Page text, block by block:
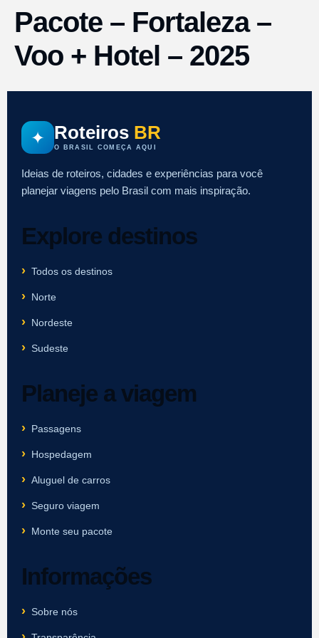
Pacote – Fortaleza –
Voo + Hotel – 2025
✦ Roteiros BR
O BRASIL COMEÇA AQUI
Ideias de roteiros, cidades e experiências para você
planejar viagens pelo Brasil com mais inspiração.
Explore destinos
Todos os destinos
Norte
Nordeste
Sudeste
Planeje a viagem
Passagens
Hospedagem
Aluguel de carros
Seguro viagem
Monte seu pacote
Informações
Sobre nós